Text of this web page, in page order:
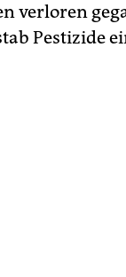
verloren
Pestizide